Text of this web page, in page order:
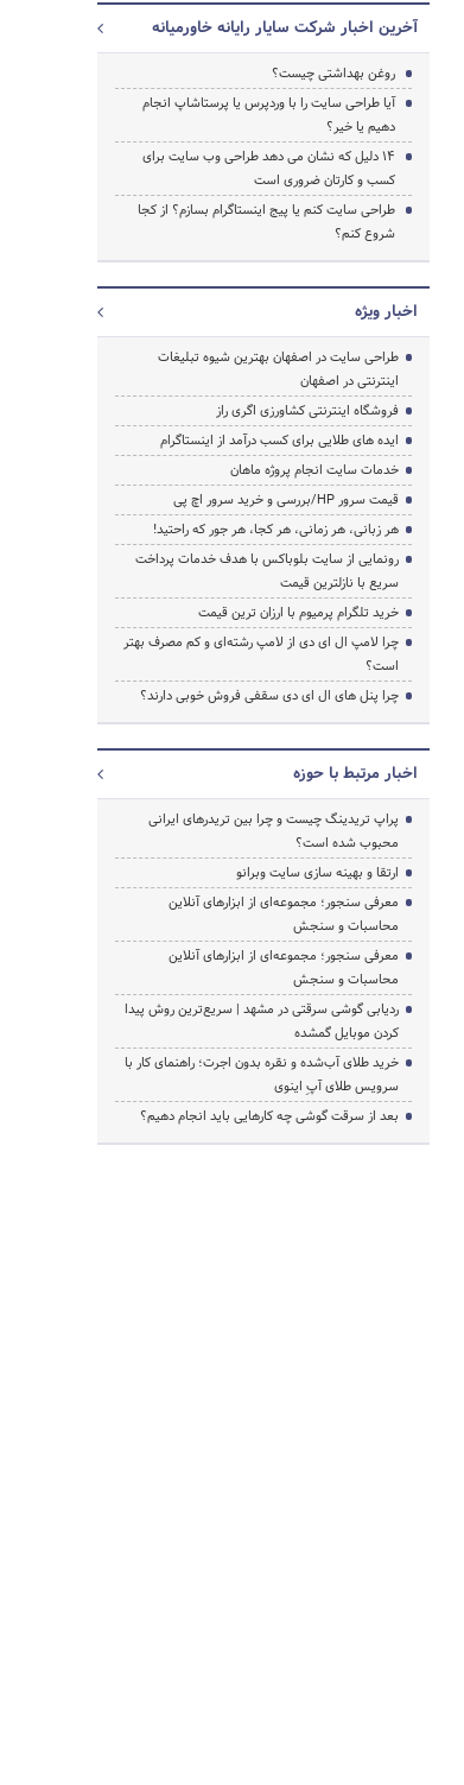
آخرین اخبار شرکت سایار رایانه خاورمیانه
روغن بهداشتی چیست؟
آیا طراحی سایت را با وردپرس یا پرستاشاپ انجام
دهیم یا خیر؟
14 دلیل که نشان می دهد طراحی وب سایت برای
کسب و کارتان ضروری است
طراحی سایت کنم یا پیج اینستاگرام بسازم؟ از کجا
شروع کنم؟
اخبار ویژه
طراحی سایت در اصفهان بهترین شیوه تبلیغات
اینترنتی در اصفهان
فروشگاه اینترنتی کشاورزی اگری راز
ایده های طلایی برای کسب درآمد از اینستاگرام
خدمات سایت انجام پروژه ماهان
قیمت سرور HP/بررسی و خرید سرور اچ پی
هر زبانی، هر زمانی، هر کجا، هر جور که راحتید!
رونمایی از سایت بلوباکس با هدف خدمات پرداخت
سریع با نازلترین قیمت
خرید تلگرام پرمیوم با ارزان ترین قیمت
چرا لامپ ال ای دی از لامپ رشته‌ای و کم مصرف بهتر
است؟
چرا پنل های ال ای دی سقفی فروش خوبی دارند؟
اخبار مرتبط با حوزه
پراپ تریدینگ چیست و چرا بین تریدرهای ایرانی
محبوب شده است؟
ارتقا و بهینه سازی سایت وبرانو
معرفی سنجور؛ مجموعه‌ای از ابزارهای آنلاین
محاسبات و سنجش
معرفی سنجور؛ مجموعه‌ای از ابزارهای آنلاین
محاسبات و سنجش
ردیابی گوشی سرقتی در مشهد | سریع‌ترین روش پیدا
کردن موبایل گمشده
خرید طلای آب‌شده و نقره بدون اجرت؛ راهنمای کار با
سرویس طلای آپِ اینوی
بعد از سرقت گوشی چه کارهایی باید انجام دهیم؟